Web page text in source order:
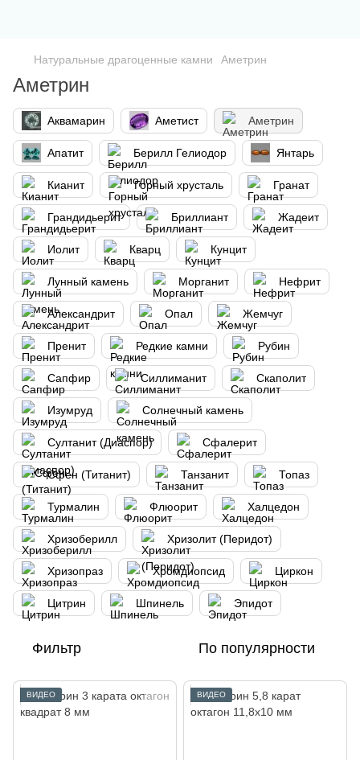
Натуральные драгоценные камни Аметрин
Аметрин
Аквамарин Аметист Аметрин
Апатит Берилл Гелиодор Янтарь
Кианит Горный хрусталь Гранат
Грандидьерит Бриллиант Жадеит
Иолит Кварц Кунцит
Лунный камень Морганит Нефрит
Александрит Опал Жемчуг
Пренит Редкие камни Рубин
Сапфир Силлиманит Скаполит
Изумруд Солнечный камень
Султанит (Диаспор) Сфалерит
Сфен (Титанит) Танзанит Топаз
Турмалин Флюорит Халцедон
Хризоберилл Хризолит (Перидот)
Хризопраз Хромдиопсид Циркон
Цитрин Шпинель Эпидот
Фильтр По популярности
ВИДЕО ВИДЕО